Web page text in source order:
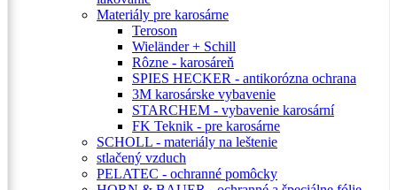
Materiály pre karosárne
Teroson
Wieländer + Schill
Rôzne - karosáreň
SPIES HECKER - antikorózna ochrana
3M karosárske vybavenie
STARCHEM - vybavenie karosární
FK Teknik - pre karosárne
SCHOLL - materiály na leštenie
stlačený vzduch
PELATEC - ochranné pomôcky